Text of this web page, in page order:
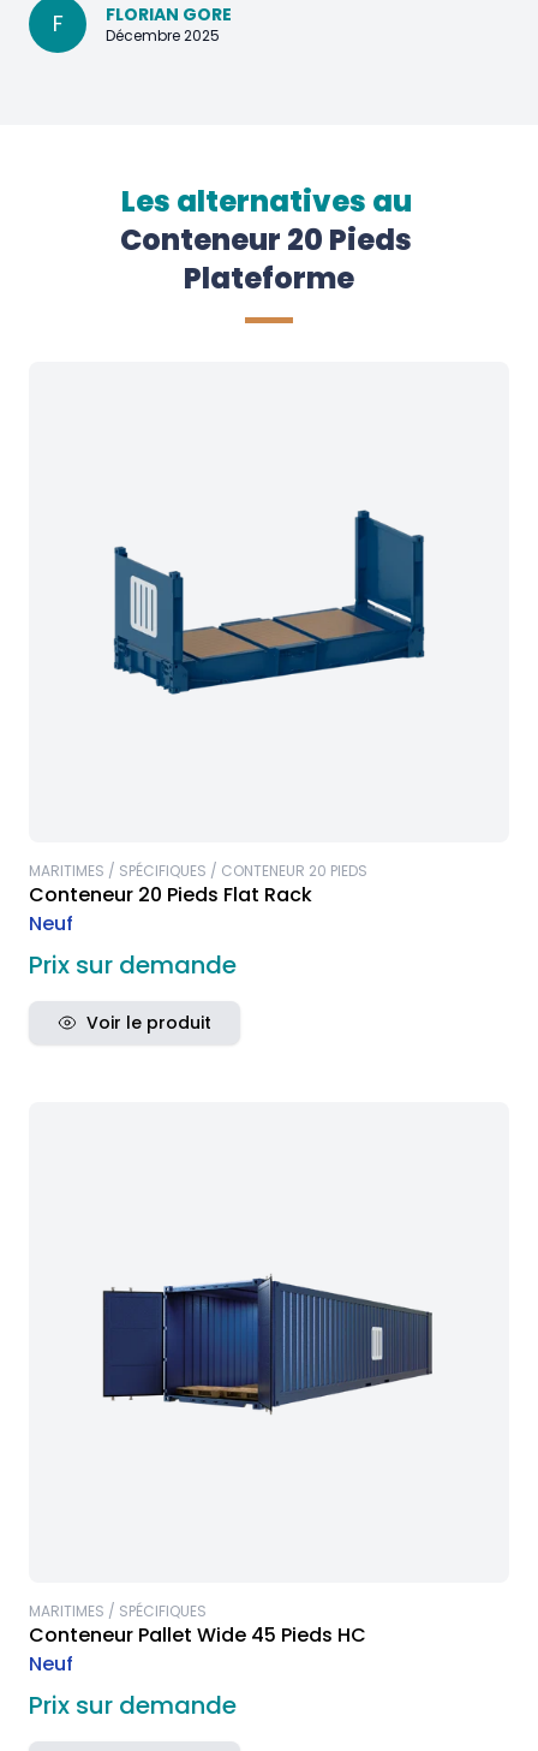
F FLORIAN GORE
Décembre 2025
Les alternatives au
Conteneur 20 Pieds
Plateforme
MARITIMES / SPÉCIFIQUES / CONTENEUR 20 PIEDS
Conteneur 20 Pieds Flat Rack
Neuf
Prix sur demande
Voir le produit
MARITIMES / SPÉCIFIQUES
Conteneur Pallet Wide 45 Pieds HC
Neuf
Prix sur demande